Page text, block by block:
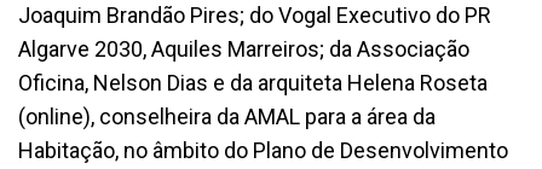
Joaquim Brandão Pires; do Vogal Executivo do PR
Algarve 2030, Aquiles Marreiros; da Associação
Oficina, Nelson Dias e da arquiteta Helena Roseta
(online), conselheira da AMAL para a área da
Habitação, no âmbito do Plano de Desenvolvimento